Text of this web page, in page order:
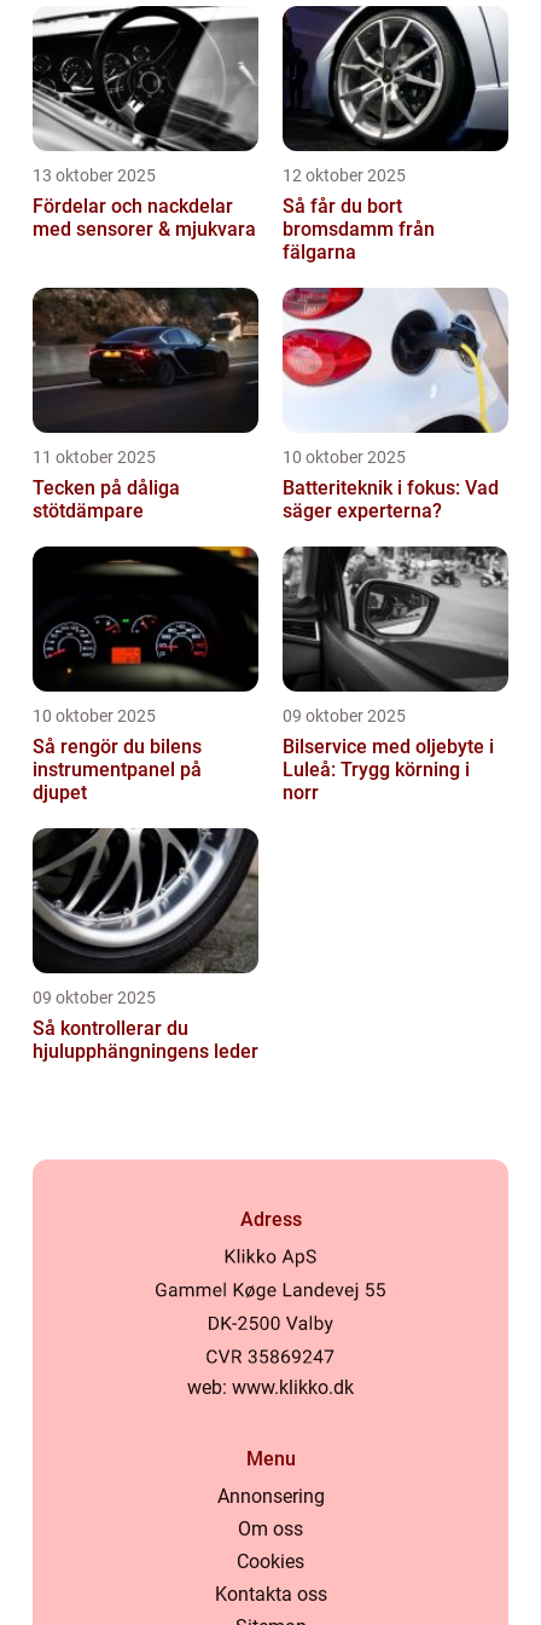
13 oktober 2025
Fördelar och nackdelar
med sensorer & mjukvara
12 oktober 2025
Så får du bort
bromsdamm från
fälgarna
11 oktober 2025
Tecken på dåliga
stötdämpare
10 oktober 2025
Batteriteknik i fokus: Vad
säger experterna?
10 oktober 2025
Så rengör du bilens
instrumentpanel på
djupet
09 oktober 2025
Bilservice med oljebyte i
Luleå: Trygg körning i
norr
09 oktober 2025
Så kontrollerar du
hjulupphängningens leder
Adress
web: www.klikko.dk
Menu
Annonsering
Om oss
Cookies
Kontakta oss